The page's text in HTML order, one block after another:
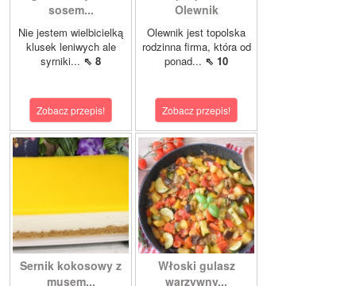
sosem...
Nie jestem wielbicielką
klusek leniwych ale
syrniki... ⇖ 8
Zobacz przepis!
Olewnik
Olewnik jest topolska
rodzinna firma, która od
ponad... ⇖ 10
Zobacz przepis!
Sernik kokosowy z
musem...
Włoski gulasz
warzywny...